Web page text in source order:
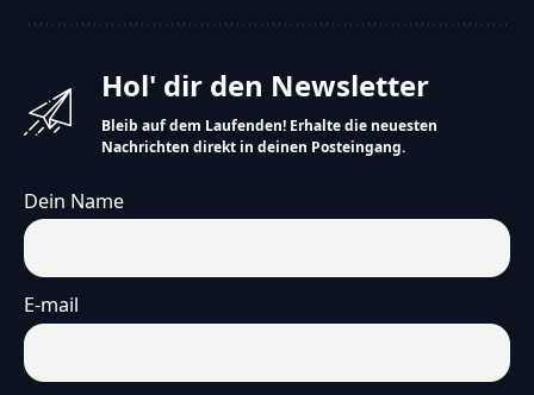
Hol' dir den Newsletter
Bleib auf dem Laufenden! Erhalte die neuesten
Nachrichten direkt in deinen Posteingang.
Dein Name
E-mail